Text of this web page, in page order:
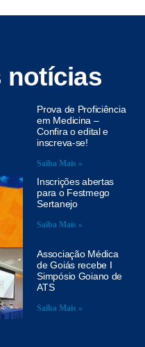
notícias
Prova de Proficiência
em Medicina –
Confira o edital e
inscreva-se!
Saiba Mais »
Inscrições abertas
para o Festmego
Sertanejo
Saiba Mais »
Associação Médica
de Goiás recebe I
Simpósio Goiano de
ATS
Saiba Mais »